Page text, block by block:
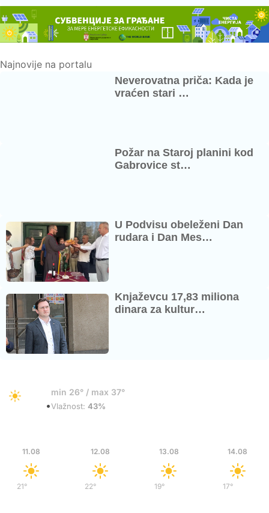
Najnovije na portalu
Neverovatna priča: Kada je
vraćen stari …
Požar na Staroj planini kod
Gabrovice st…
U Podvisu obeleženi Dan
rudara i Dan Mes…
Knjaževcu 17,83 miliona
dinara za kultur…
min 26° / max 37°
•Vlažnost: 43%
11.08
21°/
12.08
22°
13.08
19°/
14.08
17°